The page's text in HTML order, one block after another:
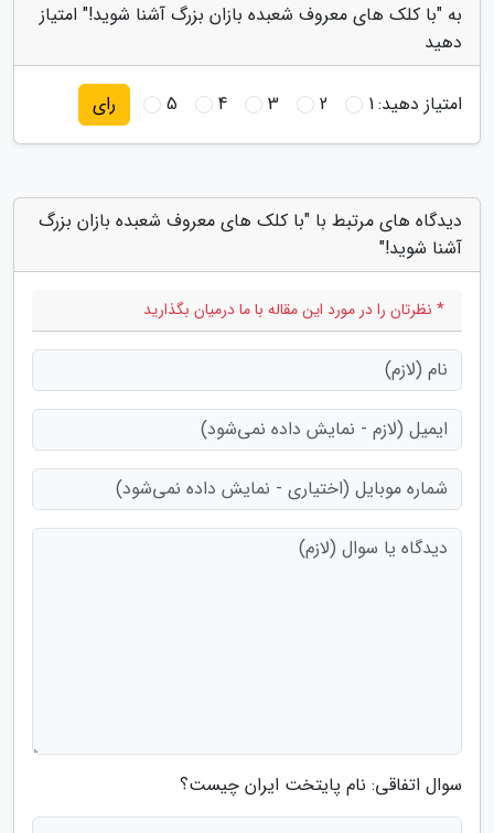
به "با کلک های معروف شعبده بازان بزرگ آشنا شوید!" امتیاز
دهید
امتیاز دهید:1
2
3
4
5 رای
دیدگاه های مرتبط با "با کلک های معروف شعبده بازان بزرگ
آشنا شوید!"
* نظرتان را در مورد این مقاله با ما درمیان بگذارید
سوال اتفاقی: نام پایتخت ایران چیست؟